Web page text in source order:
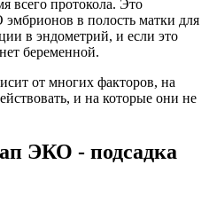
всего протокола. Это
в полость матки для
в эндометрий, и если это
беременной.
от многих факторов, на
и на которые они не
ЭКО - подсадка